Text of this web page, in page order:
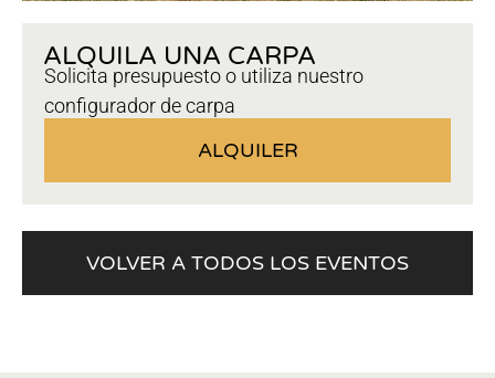
ALQUILA UNA CARPA
Solicita presupuesto o utiliza nuestro
configurador de carpa
ALQUILER
VOLVER A TODOS LOS EVENTOS